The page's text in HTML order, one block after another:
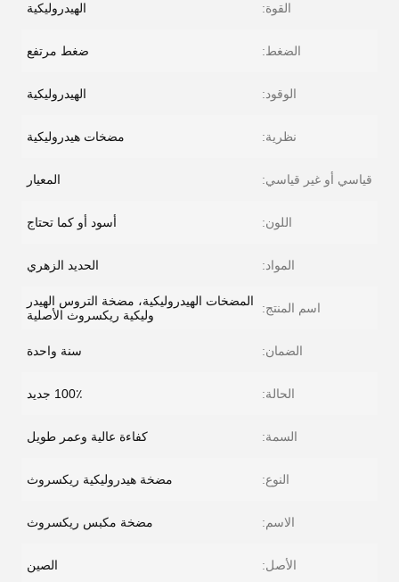
القوة: الهيدروليكية
الضغط: ضغط مرتفع
الوقود: الهيدروليكية
نظرية: مضخات هيدروليكية
قياسي أو غير قياسي: المعيار
اللون: أسود أو كما تحتاج
المواد: الحديد الزهري
اسم المنتج:
المضخات الهيدروليكية، مضخة التروس الهيدر
وليكية ريكسروث الأصلية
الضمان: سنة واحدة
الحالة: 100٪ جديد
السمة: كفاءة عالية وعمر طويل
النوع: مضخة هيدروليكية ريكسروث
الاسم: مضخة مكبس ريكسروث
الأصل: الصين